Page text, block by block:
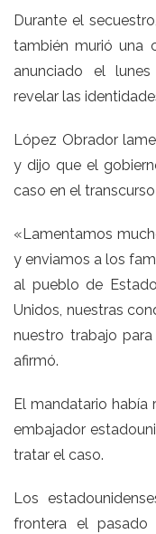
Durante el
también murió una
anunciado el
revelar las
López Obrador
y dijo que el
caso en el
«Lamentamos
y enviamos a los
al pueblo de
Unidos, nuestras
nuestro trabajo
afirmó.
El mandatario
embajador
tratar el caso.
Los
frontera el pasado